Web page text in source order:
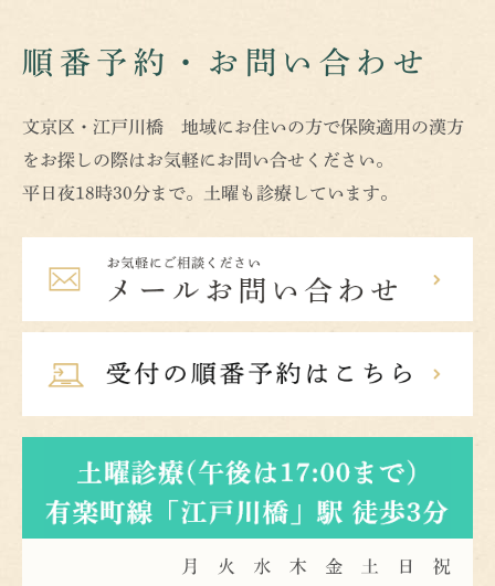
順番予約・お問い合わせ
文京区・江戸川橋 地域にお住いの方で保険適用の漢方
をお探しの際はお気軽にお問い合せください。
平日夜18時30分まで。土曜も診療しています。